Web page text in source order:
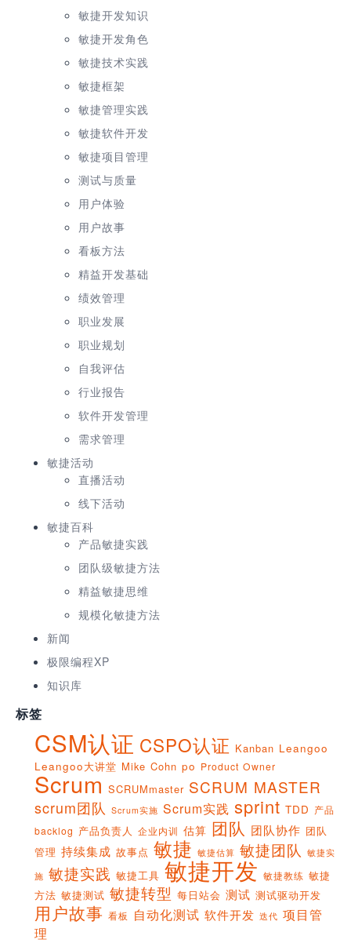
敏捷开发知识
敏捷开发角色
敏捷技术实践
敏捷框架
敏捷管理实践
敏捷软件开发
敏捷项目管理
测试与质量
用户体验
用户故事
看板方法
精益开发基础
绩效管理
职业发展
职业规划
自我评估
行业报告
软件开发管理
需求管理
敏捷活动
直播活动
线下活动
敏捷百科
产品敏捷实践
团队级敏捷方法
精益敏捷思维
规模化敏捷方法
新闻
极限编程XP
知识库
标签
CSM认证 CSPO认证 Kanban Leangoo
Leangoo大讲堂 Mike Cohn po Product Owner
Scrum SCRUMmaster SCRUM MASTER
scrum团队 Scrum实施 Scrum实践 sprint TDD 产品
backlog 产品负责人 企业内训 估算 团队 团队协作 团队
管理 持续集成 故事点 敏捷 敏捷估算 敏捷团队 敏捷实
施 敏捷实践 敏捷工具 敏捷开发 敏捷教练 敏捷
方法 敏捷测试 敏捷转型 每日站会 测试 测试驱动开发
用户故事 看板 自动化测试 软件开发 迭代 项目管
理